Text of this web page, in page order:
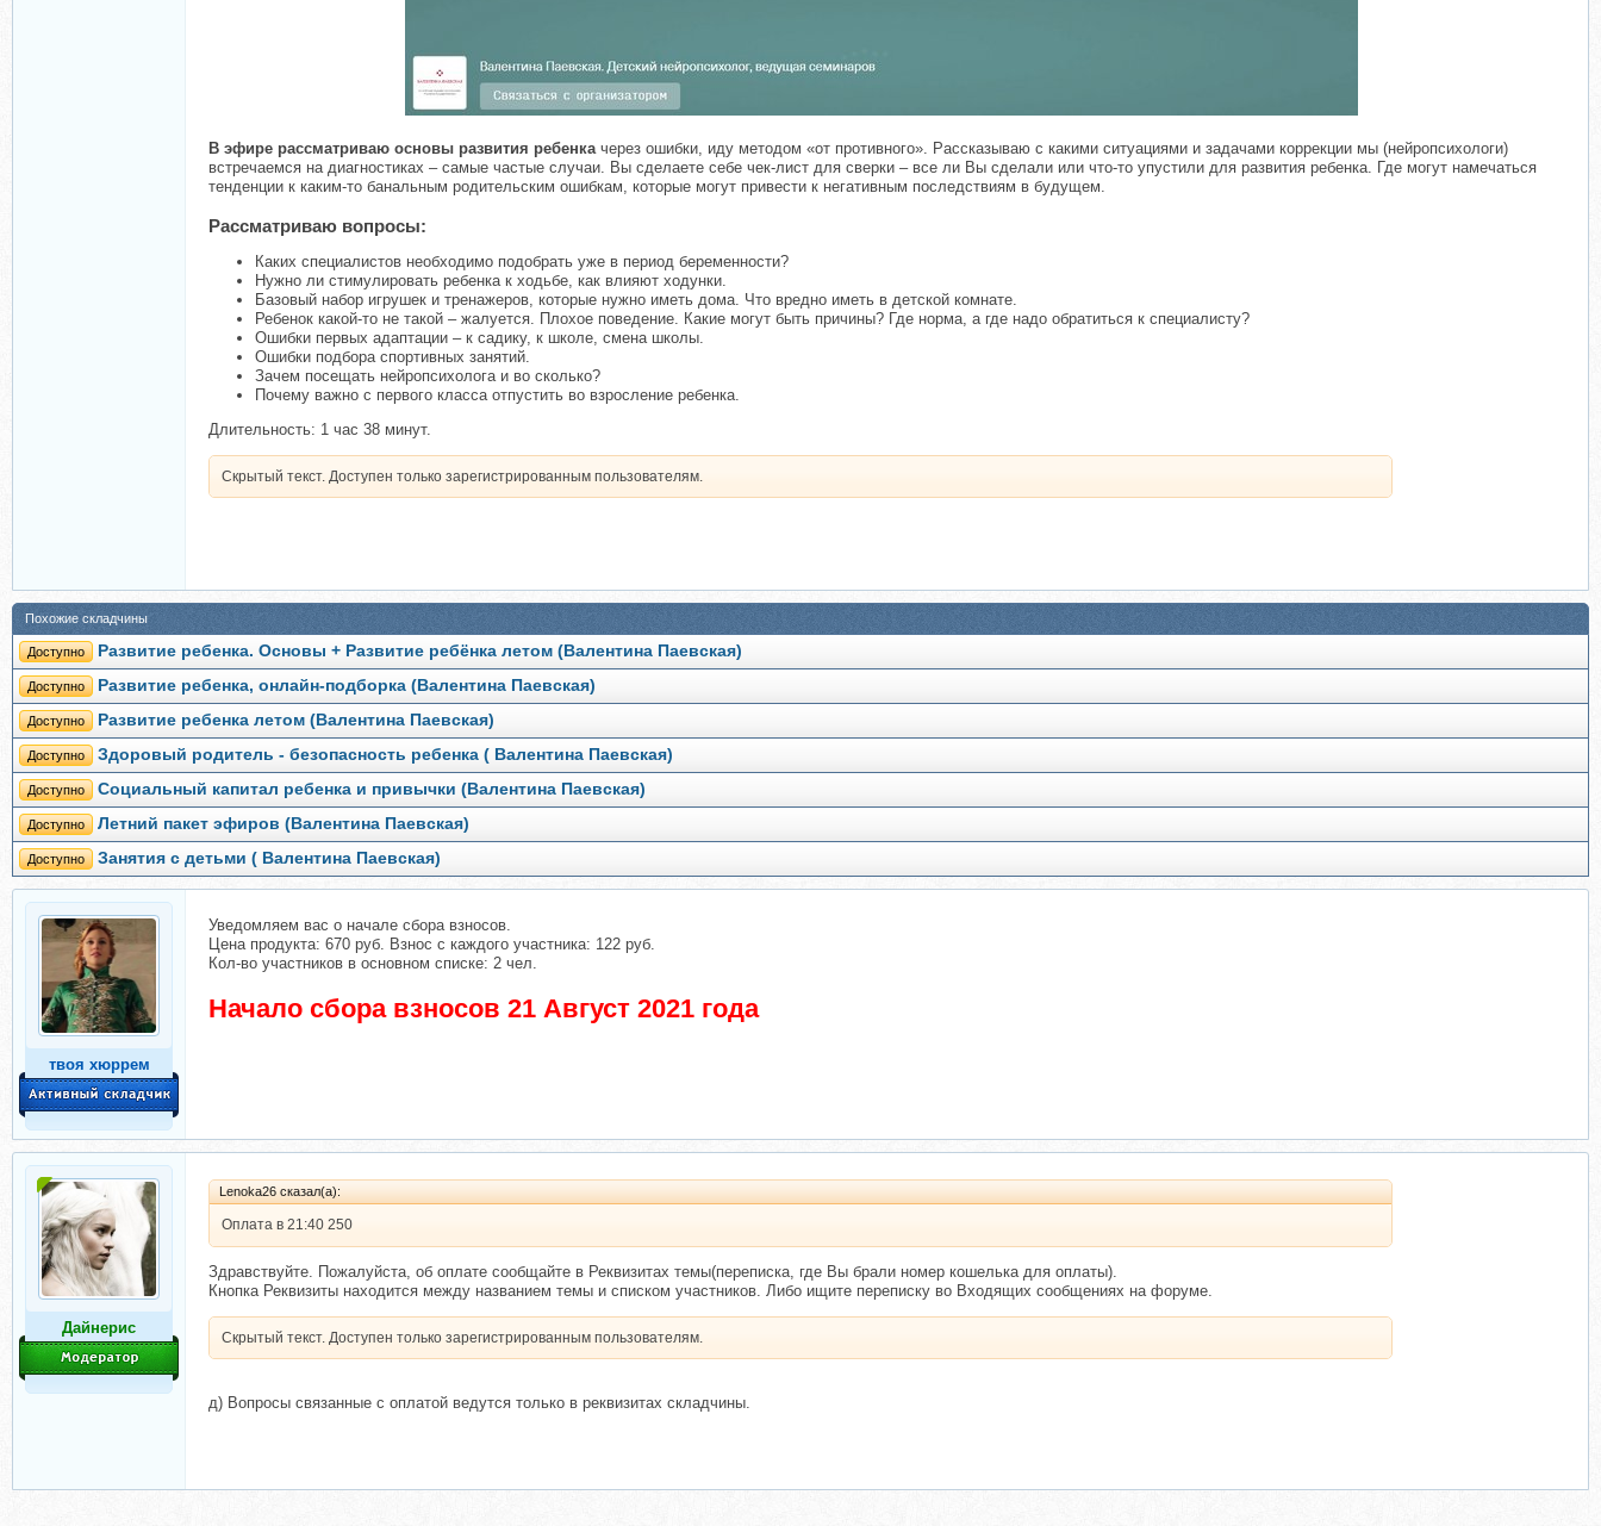
В эфире рассматриваю основы развития ребенка через ошибки, иду методом «от противного». Рассказываю с какими ситуациями и задачами коррекции мы (нейропсихологи)
встречаемся на диагностиках – самые частые случаи. Вы сделаете себе чек-лист для сверки – все ли Вы сделали или что-то упустили для развития ребенка. Где могут намечаться
тенденции к каким-то банальным родительским ошибкам, которые могут привести к негативным последствиям в будущем.
Рассматриваю вопросы:
Каких специалистов необходимо подобрать уже в период беременности?
Нужно ли стимулировать ребенка к ходьбе, как влияют ходунки.
Базовый набор игрушек и тренажеров, которые нужно иметь дома. Что вредно иметь в детской комнате.
Ребенок какой-то не такой – жалуется. Плохое поведение. Какие могут быть причины? Где норма, а где надо обратиться к специалисту?
Ошибки первых адаптации – к садику, к школе, смена школы.
Ошибки подбора спортивных занятий.
Зачем посещать нейропсихолога и во сколько?
Почему важно с первого класса отпустить во взросление ребенка.
Длительность: 1 час 38 минут.
Скрытый текст. Доступен только зарегистрированным пользователям.
Похожие складчины
Доступно Развитие ребенка. Основы + Развитие ребёнка летом (Валентина Паевская)
Доступно Развитие ребенка, онлайн-подборка (Валентина Паевская)
Доступно Развитие ребенка летом (Валентина Паевская)
Доступно Здоровый родитель - безопасность ребенка ( Валентина Паевская)
Доступно Социальный капитал ребенка и привычки (Валентина Паевская)
Доступно Летний пакет эфиров (Валентина Паевская)
Доступно Занятия с детьми ( Валентина Паевская)
твоя хюррем
Уведомляем вас о начале сбора взносов.
Цена продукта: 670 руб. Взнос с каждого участника: 122 руб.
Кол-во участников в основном списке: 2 чел.
Начало сбора взносов 21 Август 2021 года
Дайнерис
Lenoka26 сказал(а):
Оплата в 21:40 250
Здравствуйте. Пожалуйста, об оплате сообщайте в Реквизитах темы(переписка, где Вы брали номер кошелька для оплаты).
Кнопка Реквизиты находится между названием темы и списком участников. Либо ищите переписку во Входящих сообщениях на форуме.
Скрытый текст. Доступен только зарегистрированным пользователям.
д) Вопросы связанные с оплатой ведутся только в реквизитах складчины.